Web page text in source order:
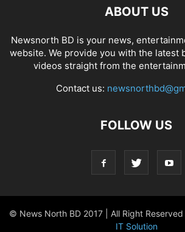
ABOUT US
Newsnorth BD is your news,
website. We provide you with the latest
videos straight from the
Contact us:
FOLLOW US
© News North BD 2017 | All Right
IT Solution